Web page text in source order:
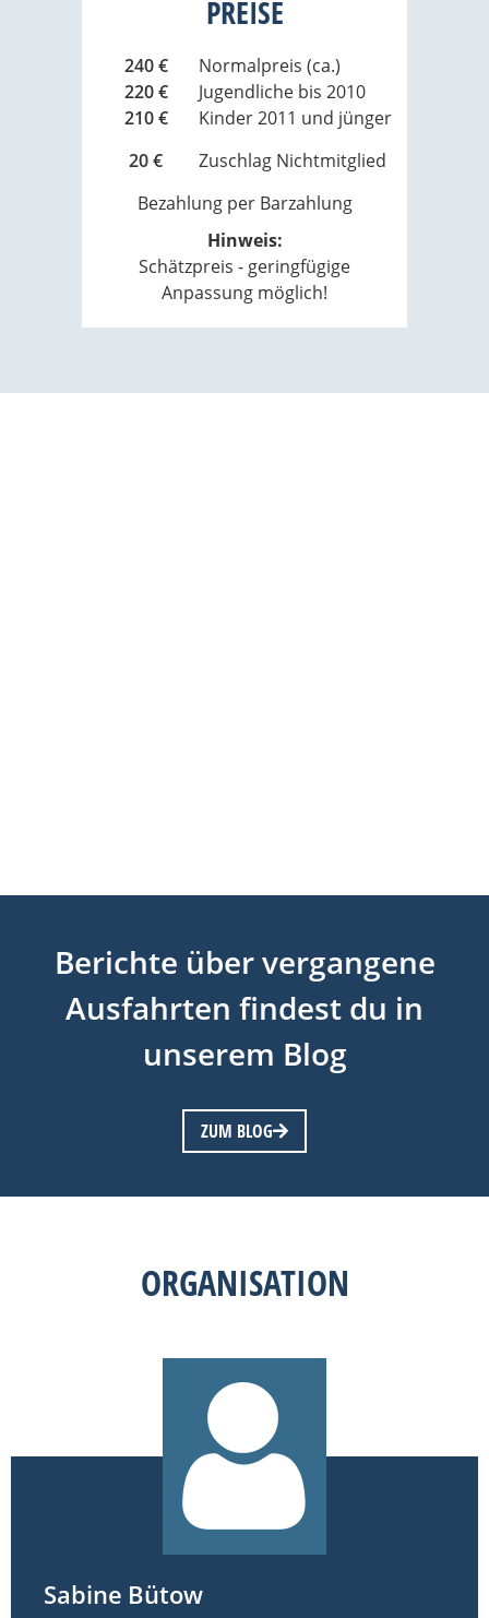
PREISE
240 €
Normalpreis (ca.)
220 €
Jugendliche bis 2010
210 €
Kinder 2011 und jünger
20 €
Zuschlag Nichtmitglied
Bezahlung per Barzahlung
Hinweis:
Schätzpreis - geringfügige
Anpassung möglich!
Berichte über vergangene
Ausfahrten findest du in
unserem Blog
ZUM BLOG
ORGANISATION
Sabine Bütow